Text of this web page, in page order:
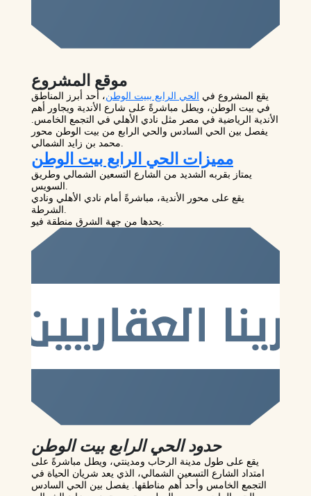
موقع المشروع
يقع المشروع في الحي الرابع ببيت الوطن، أحد أبرز المناطق
في بيت الوطن، ويطل مباشرةً على شارع الأندية ويجاور أهم
الأندية الرياضية في مصر مثل نادي الأهلي في التجمع الخامس.
يفصل بين الحي السادس والحي الرابع من بيت الوطن محور
مميزات الحي الرابع بيت الوطن
يمتاز بقربه الشديد من الشارع التسعين الشمالي وطريق
يقع على محور الأندية، مباشرةً أمام نادي الأهلي ونادي
حدود الحي الرابع بيت الوطن
يقع على طول مدينة الرحاب ومدينتي، ويطل مباشرةً على
امتداد الشارع التسعين الشمالي، الذي يعد شريان الحياة في
التجمع الخامس وأحد أهم مناطقها. يفصل بين الحي السادس